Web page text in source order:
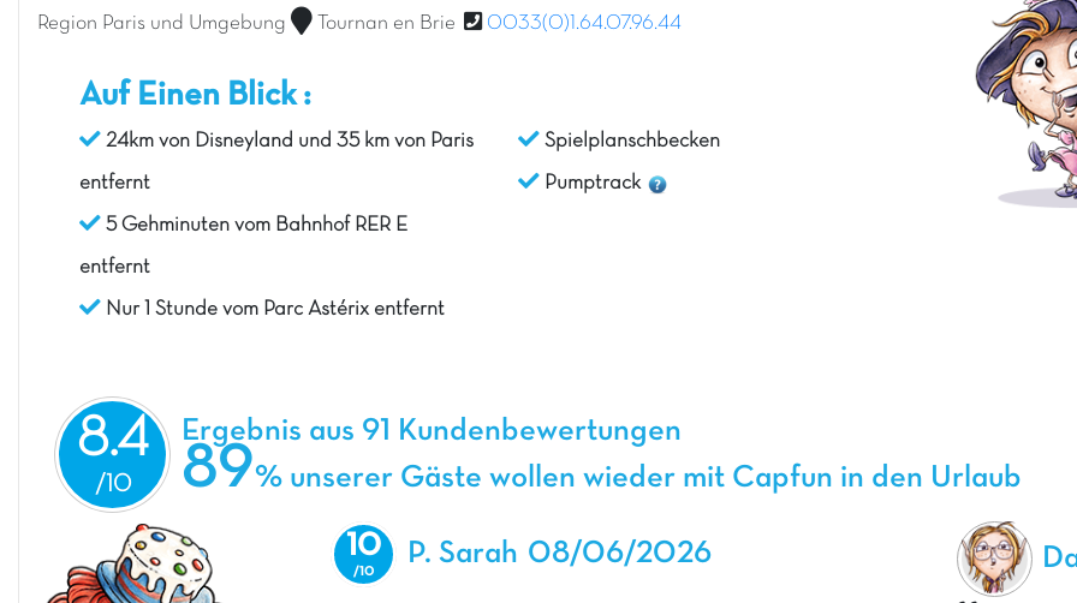
Region Paris und Umgebung Tournan en Brie 0033(0)1.64.07.96.44
Auf Einen Blick :
24km von Disneyland und 35 km von Paris
entfernt
5 Gehminuten vom Bahnhof RER E
entfernt
Nur 1 Stunde vom Parc Astérix entfernt
Spielplanschbecken
Pumptrack
8.4 Ergebnis aus 91 Kundenbewertungen
89% unserer Gäste wollen wieder mit Capfun in den Urlaub
10 P. Sarah 08/06/2026